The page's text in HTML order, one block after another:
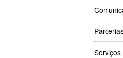
Parcerias
Serviços